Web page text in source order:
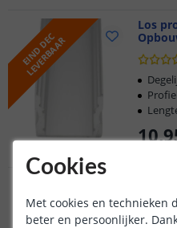
E
I
N
D
D
E
C
L
E
V
E
R
B
A
A
R
Los
10,
Cookies
Met cookies en technieken
beter en persoonlijker.